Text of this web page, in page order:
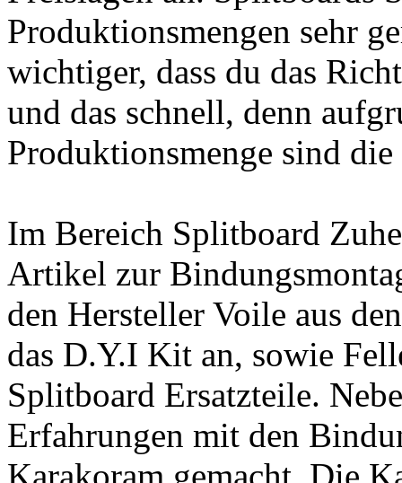
Produktionsmengen sehr
wichtiger, dass du das
und das schnell, denn
Produktionsmenge sind
Im Bereich Splitboard
Artikel zur
den Hersteller Voile aus
das D.Y.I Kit an, sowie
Splitboard Ersatzteile.
Erfahrungen mit den
Karakoram gemacht. Die